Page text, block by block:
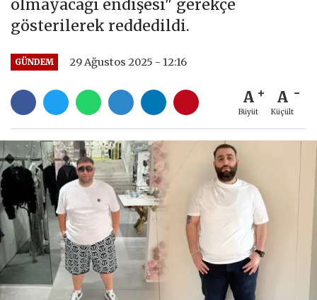
olmayacağı endişesi" gerekçe
gösterilerek reddedildi.
GÜNDEM 29 Ağustos 2025 - 12:16
A
Büyüt
A
Küçült